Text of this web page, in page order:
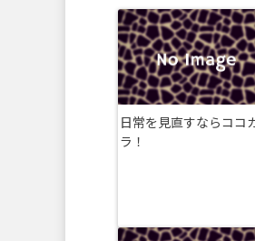
日常を見直すならココ
ラ！